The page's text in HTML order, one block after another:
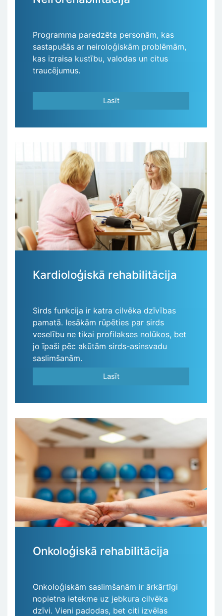
Programma paredzēta personām, kas
sastapušās ar neiroloģiskām problēmām,
kas izraisa kustību, valodas un citus
traucējumus.
Lasīt
Kardioloģiskā rehabilitācija
Sirds funkcija ir katra cilvēka dzīvības
pamatā. Iesākām rūpēties par sirds
veselību ne tikai profilakses nolūkos, bet
jo īpaši pēc akūtām sirds-asinsvadu
saslimšanām.
Lasīt
Onkoloģiskā rehabilitācija
Onkoloģiskām saslimšanām ir ārkārtīgi
nopietna ietekme uz jebkura cilvēka
dzīvi. Vieni padodas, bet citi izvēlas